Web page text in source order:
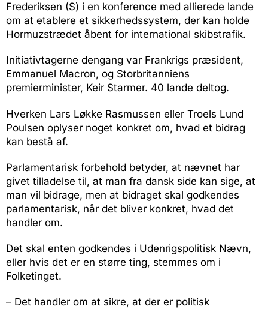
Frederiksen (S) i en konference med allierede lande
om at etablere et sikkerhedssystem, der kan holde
Hormuzstrædet åbent for international skibstrafik.
Initiativtagerne dengang var Frankrigs præsident,
Emmanuel Macron, og Storbritanniens
premierminister, Keir Starmer. 40 lande deltog.
Hverken Lars Løkke Rasmussen eller Troels Lund
Poulsen oplyser noget konkret om, hvad et bidrag
kan bestå af.
Parlamentarisk forbehold betyder, at nævnet har
givet tilladelse til, at man fra dansk side kan sige, at
man vil bidrage, men at bidraget skal godkendes
parlamentarisk, når det bliver konkret, hvad det
handler om.
Det skal enten godkendes i Udenrigspolitisk Nævn,
eller hvis det er en større ting, stemmes om i
Folketinget.
– Det handler om at sikre, at der er politisk